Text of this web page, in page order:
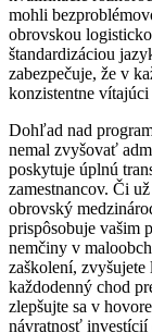
mohli
obrovskou
štandardizáciou
zabezpečuje, že v
konzistentne
Dohľad nad
nemal zvyšovať
poskytuje úplnú
zamestnancov. Či
obrovský
prispôsobuje vašim
nemčiny v
zaškolení,
každodenný chod
zlepšujte sa v
návratnosť